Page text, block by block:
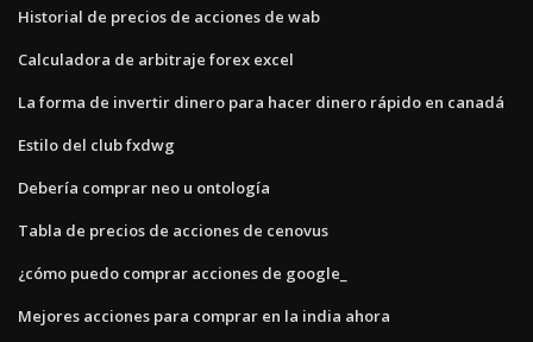
Historial de precios de acciones de wab
Calculadora de arbitraje forex excel
La forma de invertir dinero para hacer dinero rápido en canadá
Estilo del club fxdwg
Debería comprar neo u ontología
Tabla de precios de acciones de cenovus
¿cómo puedo comprar acciones de google_
Mejores acciones para comprar en la india ahora